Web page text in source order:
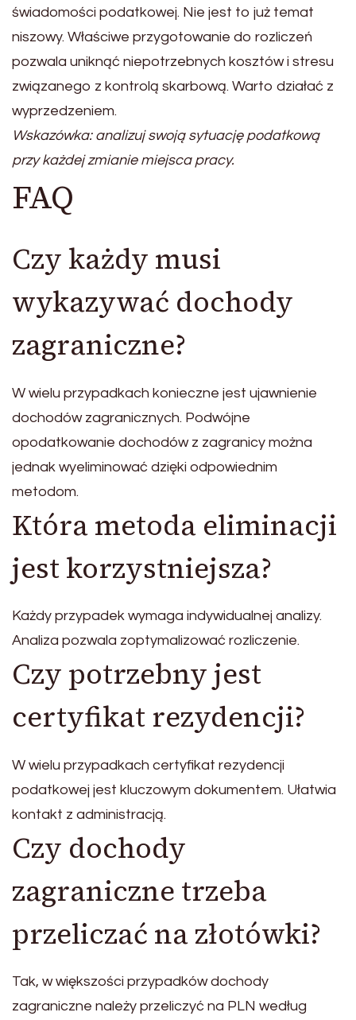
świadomości podatkowej. Nie jest to już temat
niszowy. Właściwe przygotowanie do rozliczeń
pozwala uniknąć niepotrzebnych kosztów i stresu
związanego z kontrolą skarbową. Warto działać z
wyprzedzeniem.
Wskazówka: analizuj swoją sytuację podatkową
przy każdej zmianie miejsca pracy.
FAQ
Czy każdy musi
wykazywać dochody
zagraniczne?
W wielu przypadkach konieczne jest ujawnienie
dochodów zagranicznych. Podwójne
opodatkowanie dochodów z zagranicy można
jednak wyeliminować dzięki odpowiednim
metodom.
Która metoda eliminacji
jest korzystniejsza?
Każdy przypadek wymaga indywidualnej analizy.
Analiza pozwala zoptymalizować rozliczenie.
Czy potrzebny jest
certyfikat rezydencji?
W wielu przypadkach certyfikat rezydencji
podatkowej jest kluczowym dokumentem. Ułatwia
kontakt z administracją.
Czy dochody
zagraniczne trzeba
przeliczać na złotówki?
Tak, w większości przypadków dochody
zagraniczne należy przeliczyć na PLN według